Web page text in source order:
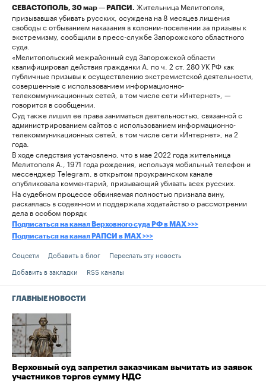
СЕВАСТОПОЛЬ, 30 мар — РАПСИ. Жительница Мелитополя,
призывавшая убивать русских, осуждена на 8 месяцев лишения
свободы с отбыванием наказания в колонии-поселении за призывы к
экстремизму, сообщили в пресс-службе Запорожского областного
суда.
«Мелитопольский межрайонный суд Запорожской области
квалифицировал действия гражданки А. по ч. 2 ст. 280 УК РФ как
публичные призывы к осуществлению экстремистской деятельности,
совершенные с использованием информационно-
телекоммуникационных сетей, в том числе сети «Интернет», —
говорится в сообщении.
Суд также лишил ее права заниматься деятельностью, связанной с
администрированием сайтов с использованием информационно-
телекоммуникационных сетей, в том числе сети «Интернет», на 2
года.
В ходе следствия установлено, что в мае 2022 года жительница
Мелитополя А., 1971 года рождения, используя мобильный телефон и
мессенджер Telegram, в открытом проукраинском канале
опубликовала комментарий, призывающий убивать всех русских.
На судебном процессе обвиняемая полностью признала вину,
раскаялась в содеянном и поддержала ходатайство о рассмотрении
дела в особом порядк
Подписаться на канал Верховного суда РФ в MAX >>>
Подписаться на канал РАПСИ в MAX >>>
Соцсети Добавить в блог
Переслать эту новость
Добавить в закладки
RSS каналы
ГЛАВНЫЕ НОВОСТИ
Верховный суд запретил заказчикам вычитать из заявок
участников торгов сумму НДС